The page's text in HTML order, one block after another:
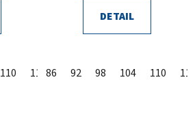
110 116 122 128 134 140
DETAIL
86 92 98 104 110